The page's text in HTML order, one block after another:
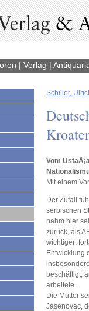
| Verlag |
Schiller,
Vom
Mit einem
Der Zufall
serbischen
nahm hier
zurück, als
wichtiger:
Entwicklung
beschäftigt,
arbeitete.
Die Mutter
Jasenovac,